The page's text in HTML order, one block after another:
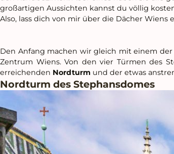
großartigen Aussichten kannst du völlig
Also, lass dich von mir über die Dächer
Den Anfang machen wir gleich mit einem
Zentrum Wiens. Von den vier Türmen des
erreichenden Nordturm und der etwas
Nordturm des Stephansdomes